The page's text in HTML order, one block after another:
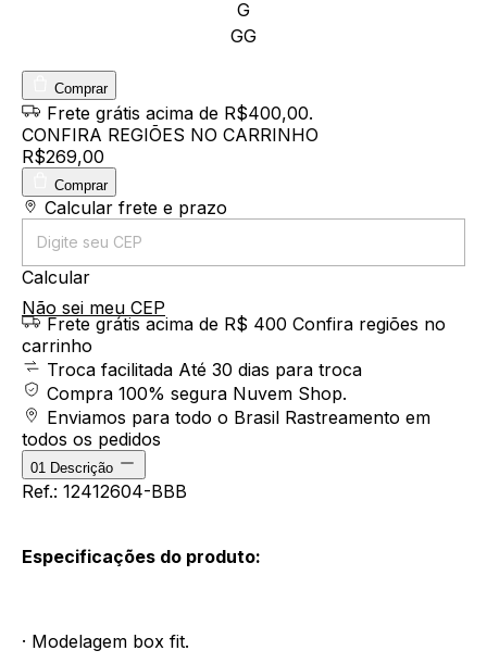
G
GG
Comprar
Frete grátis acima de R$400,00.
CONFIRA REGIÕES NO CARRINHO
R$269,00
Comprar
Entregas para o CEP:
Calcular frete e prazo
Calcular
Não sei meu CEP
Frete grátis acima de R$ 400 Confira regiões no
carrinho
Troca facilitada Até 30 dias para troca
Compra 100% segura Nuvem Shop.
Enviamos para todo o Brasil Rastreamento em
todos os pedidos
01 Descrição
Ref.: 12412604-BBB
Especificações do produto:
· Modelagem box fit.